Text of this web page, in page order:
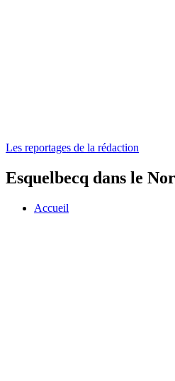
Les reportages de la rédaction
Esquelbecq dans le
Accueil